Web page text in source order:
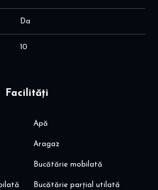
Da
10
Facilități
Apă
Aragaz
Bucătărie mobilată
Bucătărie parțial utilată